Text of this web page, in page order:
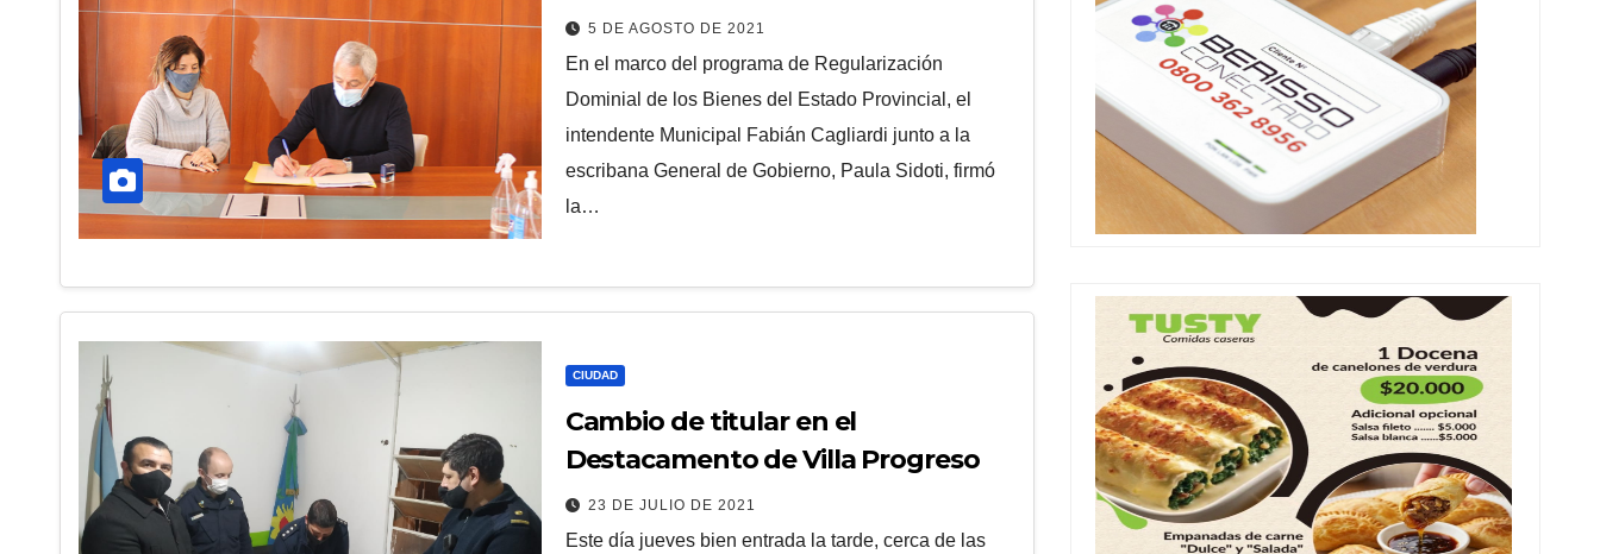
Progreso
5 DE AGOSTO DE 2021
En el marco del programa de Regularización
Dominial de los Bienes del Estado Provincial, el
intendente Municipal Fabián Cagliardi junto a la
escribana General de Gobierno, Paula Sidoti, firmó
la…
CIUDAD
Cambio de titular en el
Destacamento de Villa Progreso
23 DE JULIO DE 2021
Este día jueves bien entrada la tarde, cerca de las